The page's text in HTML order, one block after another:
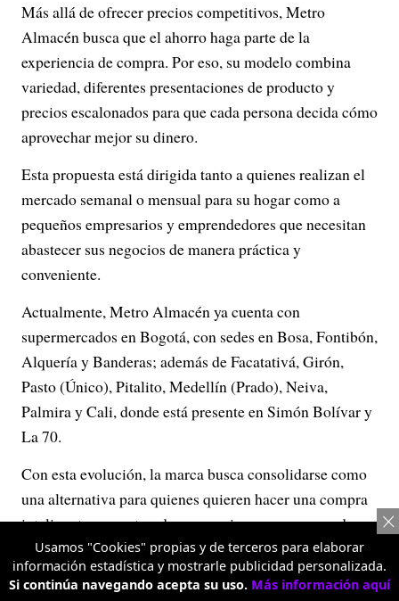
Más allá de ofrecer precios competitivos, Metro
Almacén busca que el ahorro haga parte de la
experiencia de compra. Por eso, su modelo combina
variedad, diferentes presentaciones de producto y
precios escalonados para que cada persona decida cómo
aprovechar mejor su dinero.
Esta propuesta está dirigida tanto a quienes realizan el
mercado semanal o mensual para su hogar como a
pequeños empresarios y emprendedores que necesitan
abastecer sus negocios de manera práctica y
conveniente.
Actualmente, Metro Almacén ya cuenta con
supermercados en Bogotá, con sedes en Bosa, Fontibón,
Alquería y Banderas; además de Facatativá, Girón,
Pasto (Único), Pitalito, Medellín (Prado), Neiva,
Palmira y Cali, donde está presente en Simón Bolívar y
La 70.
Con esta evolución, la marca busca consolidarse como
una alternativa para quienes quieren hacer una compra
inteligente, encontrando en un mismo supermercado
variedad, calidad y opciones para ahorrar más, tanto en
las compras del hogar como en las del negocio.
Usamos "Cookies" propias y de terceros para elaborar
información estadística y mostrarle publicidad personalizada.
Si continúa navegando acepta su uso. Más información aquí